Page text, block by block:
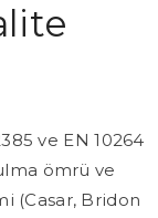
ve EN 10264
ömrü ve
(Casar, Bridon